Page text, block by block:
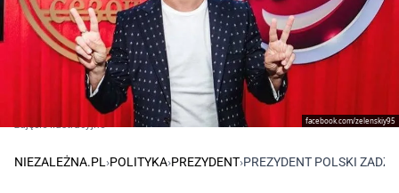
facebook.com/zelenskiy95
zdjęcie ilustracyjne
NIEZALEŻNA.PL ›POLITYKA›PREZYDENT›PREZYDENT POLSKI